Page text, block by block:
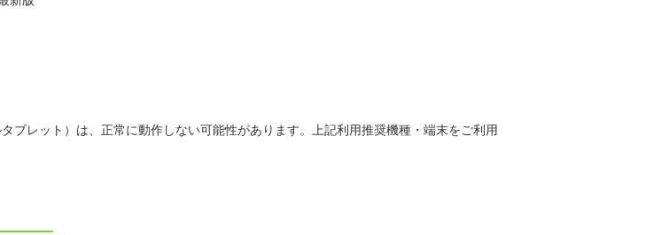
レット）は、正常に動作しない可能性があります。上記利用推奨機種・端末をご利用